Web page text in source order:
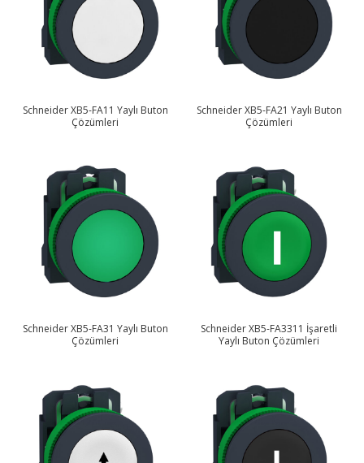
Schneider XB5-FA11 Yaylı Buton
Çözümleri
Schneider XB5-FA21 Yaylı Buton
Çözümleri
Schneider XB5-FA31 Yaylı Buton
Çözümleri
Schneider XB5-FA3311 İşaretli
Yaylı Buton Çözümleri